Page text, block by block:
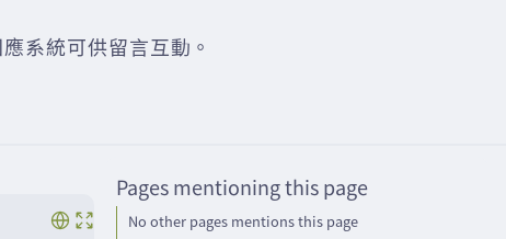
系統可供留言互動。
Pages mentioning this page
No other pages mentions this page